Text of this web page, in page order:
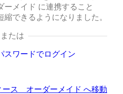
メイド に連携すること
できるようになりました。
または
スワードでログイン
ス オーダーメイド へ移動